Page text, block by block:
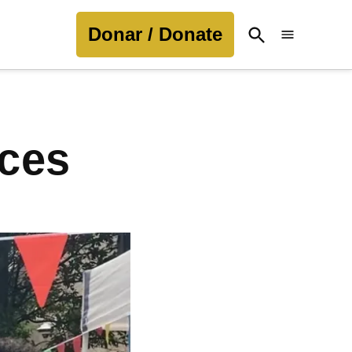
Donar / Donate
Open
Search